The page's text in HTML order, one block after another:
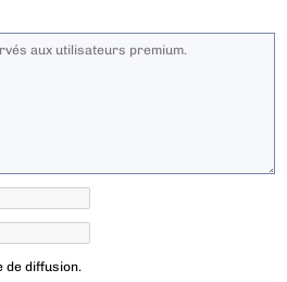
de diffusion.